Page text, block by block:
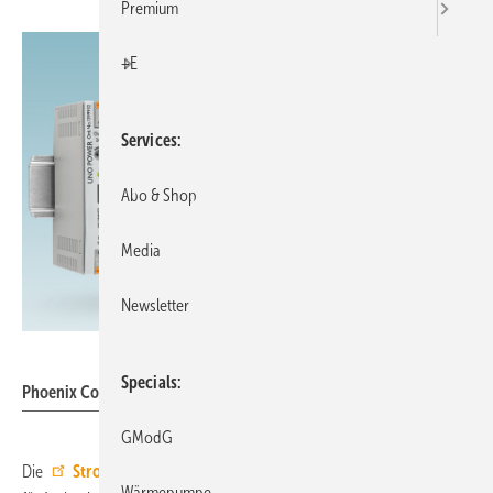
Phoenix Contact: Uno-Power-Stromversorgungen.
Die Stromversorgungen Uno Power
Premium
+E
Services
Abo & Shop
Media
Newsletter
Specials
GModG